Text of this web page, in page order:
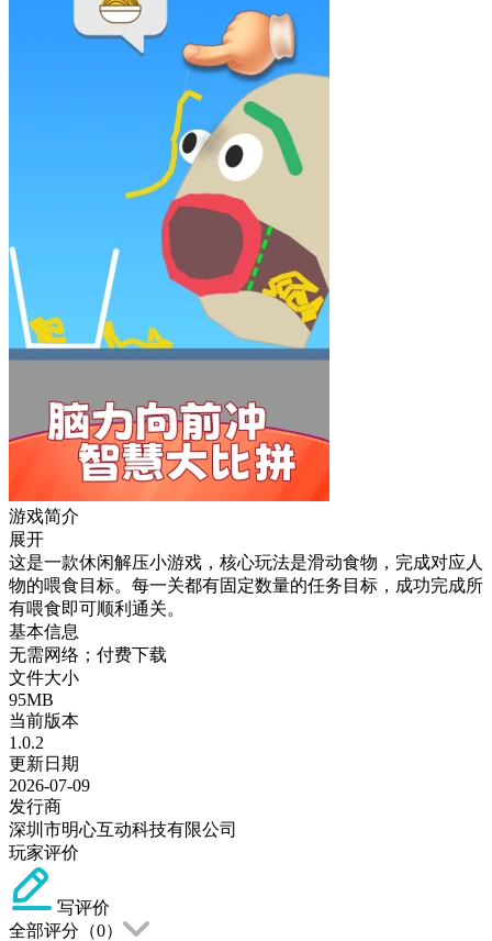
游戏简介
展开
这是一款休闲解压小游戏，核心玩法是滑动食物，完成对应人
物的喂食目标。每一关都有固定数量的任务目标，成功完成所
有喂食即可顺利通关。
基本信息
无需网络；付费下载
文件大小
95MB
当前版本
1.0.2
更新日期
2026-07-09
发行商
深圳市明心互动科技有限公司
玩家评价
写评价
全部评分（0）